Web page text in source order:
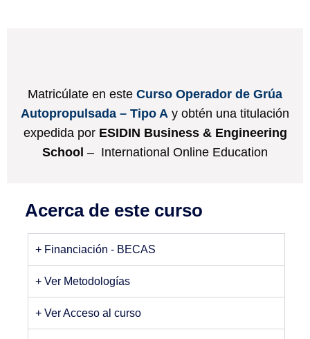
Matricúlate en este Curso Operador de Grúa
Autopropulsada – Tipo A y obtén una titulación
expedida por ESIDIN Business & Engineering
School – International Online Education
Acerca de este curso
+ Financiación - BECAS
+ Ver Metodologías
+ Ver Acceso al curso